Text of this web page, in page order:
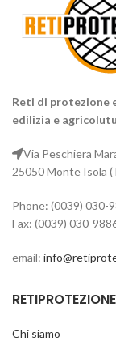
Prezzo a partire
Reti di protezione
edilizia e
Via Peschiera
25050 Monte Isola (
Phone: (0039) 030-
Fax: (0039) 030-
email:
Chi siamo